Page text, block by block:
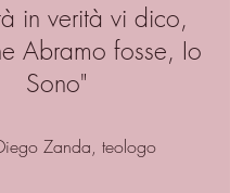
in verità vi dico,
Abramo fosse, Io
Sono"
Zanda, teologo